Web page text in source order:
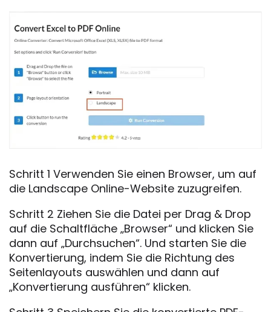
Schritt 1 Verwenden Sie einen Browser, um auf
die Landscape Online-Website zuzugreifen.
Schritt 2 Ziehen Sie die Datei per Drag & Drop
auf die Schaltfläche „Browser“ und klicken Sie
dann auf „Durchsuchen“. Und starten Sie die
Konvertierung, indem Sie die Richtung des
Seitenlayouts auswählen und dann auf
„Konvertierung ausführen“ klicken.